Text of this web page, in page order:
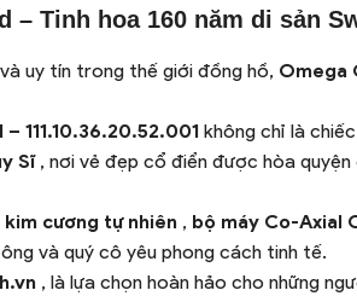
– Tinh hoa 160 năm di sản
uy tín trong thế giới đồng hồ, Omega
111.10.36.20.52.001 không chỉ là
Sĩ , nơi vẻ đẹp cổ điển được hòa
cương tự nhiên , bộ máy Co-Axial
và quý cô yêu phong cách tinh tế.
, là lựa chọn hoàn hảo cho những